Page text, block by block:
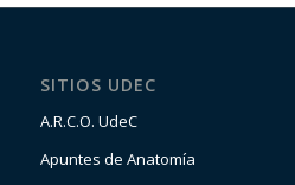
SITIOS UDEC
A.R.C.O. UdeC
Apuntes de Anatomía